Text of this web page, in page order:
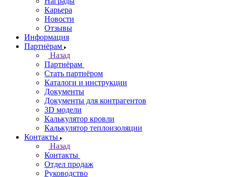
Карьера
Новости
Отзывы
Информация
Партнёрам
Назад
Партнёрам
Стать партнёром
Каталоги и инструкции
Документы
Документы для контрагентов
3D модели
Калькулятор кровли
Калькулятор теплоизоляции
Контакты
Назад
Контакты
Отдел продаж
Руководство